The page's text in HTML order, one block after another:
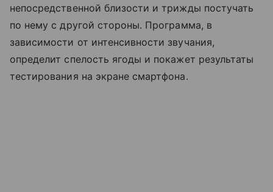
непосредственной близости и трижды постучать
по нему с другой стороны. Программа, в
зависимости от интенсивности звучания,
определит спелость ягоды и покажет результаты
тестирования на экране смартфона.